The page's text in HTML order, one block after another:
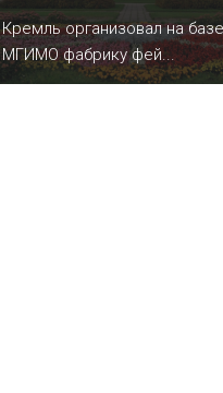
Кремль организовал на базе
МГИМО фабрику фей...